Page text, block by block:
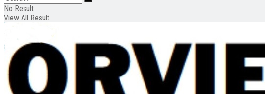
No Result
View All Result